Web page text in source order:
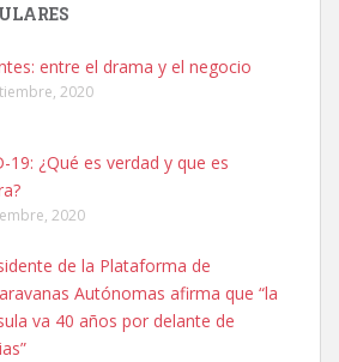
JOSE MESA Y LOPEZ
CON MICROCHIP PERDIDO HOY
Y LOPEZ. ES MUY ASUSTADIZO
6.7.2025
entre el drama y el negocio
2020
19: ¿Qué es verdad y que es
2020
de la Plataforma de
Autónomas afirma que “la
va 40 años por delante de